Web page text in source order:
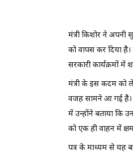
मंत्री किशोर ने अपनी
को वापस कर दिया
सरकारी कार्यक्रमों में
मंत्री के इस कदम को
वजह सामने आ गई है।
में उन्होंने बताया कि
को एक ही वाहन में
पत्र के माध्यम से यह